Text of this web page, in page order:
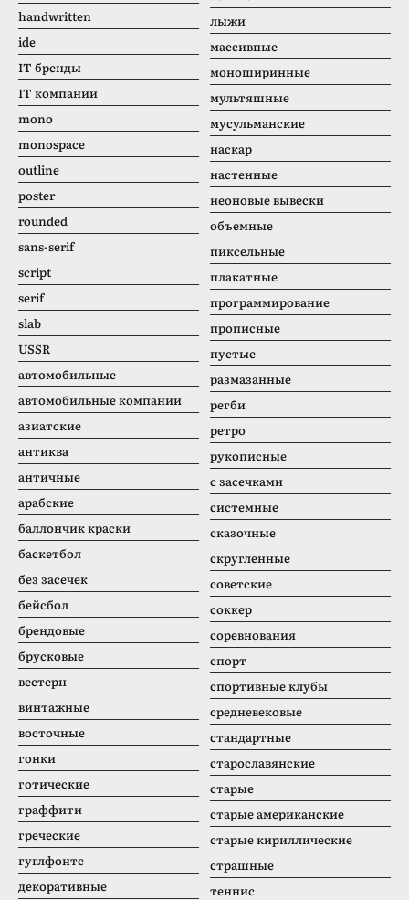
handwritten
ide
IT бренды
IT компании
mono
monospace
outline
poster
rounded
sans-serif
script
serif
slab
USSR
автомобильные
автомобильные компании
азиатские
антиква
античные
арабские
баллончик краски
баскетбол
без засечек
бейсбол
брендовые
брусковые
вестерн
винтажные
восточные
гонки
готические
граффити
греческие
гуглфонтс
декоративные
лыжи
массивные
моноширинные
мультяшные
мусульманские
наскар
настенные
неоновые вывески
объемные
пиксельные
плакатные
программирование
прописные
пустые
размазанные
регби
ретро
рукописные
с засечками
системные
сказочные
скругленные
советские
соккер
соревнования
спорт
спортивные клубы
средневековые
стандартные
старославянские
старые
старые американские
старые кириллические
страшные
теннис